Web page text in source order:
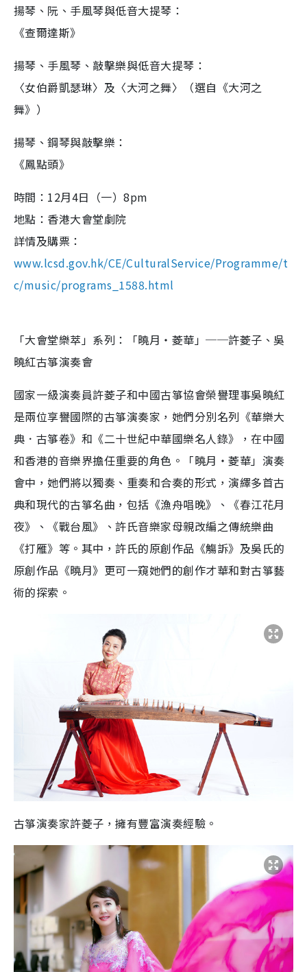
揚琴、阮、手風琴與低音大提琴：
《查爾達斯》
揚琴、手風琴、敲擊樂與低音大提琴：
〈女伯爵凱瑟琳〉及〈大河之舞〉（選自《大河之
舞》）
揚琴、鋼琴與敲擊樂：
《鳳點頭》
時間：12月4日（一）8pm
地點：香港大會堂劇院
詳情及購票：
www.lcsd.gov.hk/CE/CulturalService/Programme/t
c/music/programs_1588.html
「大會堂樂萃」系列：「曉月‧菱華」──許菱子、吳
曉紅古箏演奏會
國家一級演奏員許菱子和中國古箏協會榮譽理事吳曉紅
是兩位享譽國際的古箏演奏家，她們分別名列《華樂大
典．古箏卷》和《二十世紀中華國樂名人錄》，在中國
和香港的音樂界擔任重要的角色。「曉月‧菱華」演奏
會中，她們將以獨奏、重奏和合奏的形式，演繹多首古
典和現代的古箏名曲，包括《漁舟唱晚》、《春江花月
夜》、《戰台風》、許氏音樂家母親改編之傳統樂曲
《打雁》等。其中，許氏的原創作品《觴訴》及吳氏的
原創作品《曉月》更可一窺她們的創作才華和對古箏藝
術的探索。
古箏演奏家許菱子，擁有豐富演奏經驗。